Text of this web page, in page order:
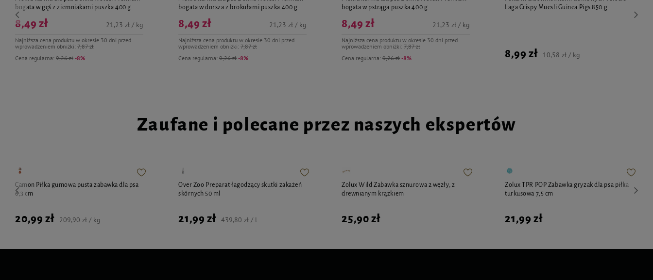
bogata w gęś z ziemniakami puszka 400 g
Cena regularna: 9,26 zł -8%
8,49 zł
Najniższa cena produktu w okresie 30 dni przed
wprowadzeniem obniżki: 7,87 zł
21,23 zł / kg
bogata w dorsza z brokułami puszka 400 g
Cena regularna: 9,26 zł -8%
8,49 zł
Najniższa cena produktu w okresie 30 dni przed
wprowadzeniem obniżki: 7,87 zł
21,23 zł / kg
bogata w pstrąga puszka 400 g
Cena regularna: 9,26 zł -8%
8,49 zł
Najniższa cena produktu w okresie 30 dni przed
wprowadzeniem obniżki: 7,87 zł
21,23 zł / kg
Laga Crispy Muesli Guinea Pigs 850 g
8,99 zł 10,58 zł / kg
Zaufane i polecane przez naszych ekspertów
Camon Piłka gumowa pusta zabawka dla psa
6,3 cm
20,99 zł 209,90 zł / kg
Over Zoo Preparat łagodzący skutki zakażeń
skórnych 50 ml
21,99 zł 439,80 zł / l
Zolux Wild Zabawka sznurowa 2 węzły, z
drewnianym krążkiem
25,90 zł
Zolux TPR POP Zabawka gryzak dla psa piłka
turkusowa 7,5 cm
21,99 zł